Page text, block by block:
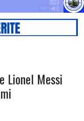
100%
Lionel Messi